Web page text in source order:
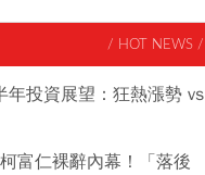
/ HOT NEWS /
年投資展望：狂熱漲勢 vs
富仁裸辭內幕！「落後